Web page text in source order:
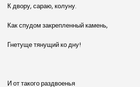
К двору, сараю, колуну.
Как спудом закрепленный камень,
Гнетуще тянущий ко дну!
И от такого раздвоенья